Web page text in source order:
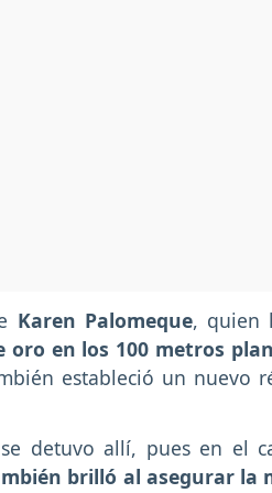
Karen Palomeque, quien
en los 100 metros
estableció un nuevo
detuvo allí, pues en el
brilló al asegurar la